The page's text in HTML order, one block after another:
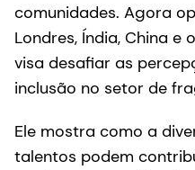
comunidades. Agora
Londres, Índia, China
visa desafiar as
inclusão no setor de
Ele mostra como a
talentos podem